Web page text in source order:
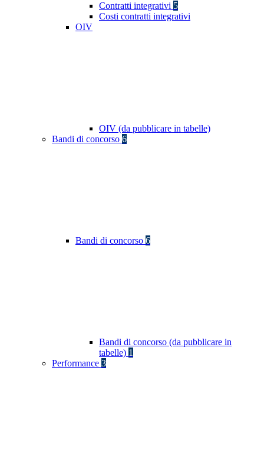
Contratti integrativi 5
Costi contratti integrativi
OIV
OIV (da pubblicare in tabelle)
Bandi di concorso 6
Bandi di concorso 6
Bandi di concorso (da pubblicare in
tabelle) 1
Performance 3